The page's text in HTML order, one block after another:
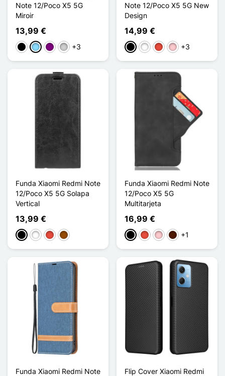
Note 12/Poco X5 5G
Miroir
13,99 €
NegroAzul claro
Púrpura
Plata+3
Note 12/Poco X5 5G New
Design
14,99 €
NegroBlancoRojoRosa+3
Funda Xiaomi Redmi Note
12/Poco X5 5G Solapa
Vertical
13,99 €
NegroBlancoRojoMarrón
Funda Xiaomi Redmi Note
12/Poco X5 5G
Multitarjeta
16,99 €
NegroRojoRosaMarrón oscuro
+1
Funda Xiaomi Redmi Note
Flip Cover Xiaomi Redmi